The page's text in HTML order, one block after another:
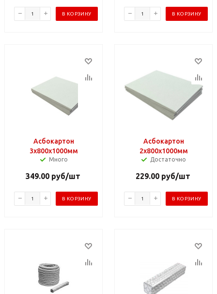
В КОРЗИНУ В КОРЗИНУ
Асбокартон
3х800х1000мм
Много
349.00руб/шт
В КОРЗИНУ
Асбокартон
2х800х1000мм
Достаточно
229.00руб/шт
В КОРЗИНУ